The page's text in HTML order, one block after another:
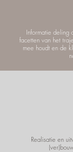
Informatie deling
facetten van het
mee houdt en de
Realisatie en